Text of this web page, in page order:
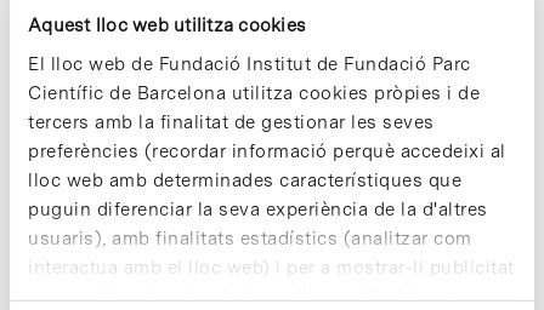
Aquest lloc web utilitza cookies
El lloc web de Fundació Institut de Fundació Parc
Científic de Barcelona utilitza cookies pròpies i de
tercers amb la finalitat de gestionar les seves
preferències (recordar informació perquè accedeixi al
lloc web amb determinades característiques que
puguin diferenciar la seva experiència de la d'altres
usuaris), amb finalitats estadístics (analitzar com
interactua amb el lloc web) i per a mostrar-li publicitat
personalitzada sobre la base d'un perfil elaborat a